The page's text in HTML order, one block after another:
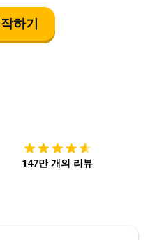
하기
147만 개의 리뷰